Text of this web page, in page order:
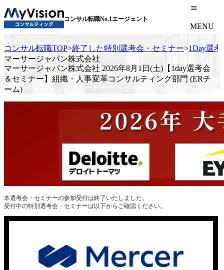
コンサル転職No.1エージェント
MENU
コンサル転職TOP>終了した特別選考会・セミナー>1Day選考
マーサージャパン株式会社
マーサージャパン株式会社 2026年8月1日(土)【1day選考会
＆セミナー】組織・人事変革コンサルティング部門 (ERチ
ーム)
本選考会・セミナーの参加受付は終了いたしました。
受付中の特別選考会・セミナーは以下からご確認ください。